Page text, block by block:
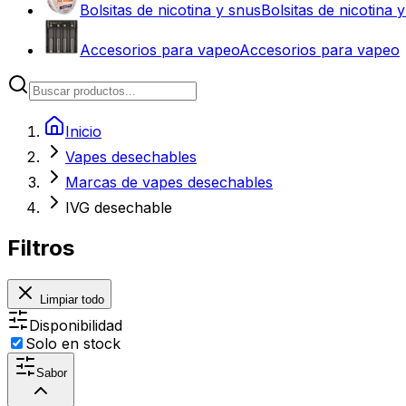
Bolsitas de nicotina y snusBolsitas de nicotina
Accesorios para vapeoAccesorios para vapeo
Inicio
Vapes desechables
Marcas de vapes desechables
IVG desechable
Filtros
Limpiar todo
Disponibilidad
Solo en stock
Sabor